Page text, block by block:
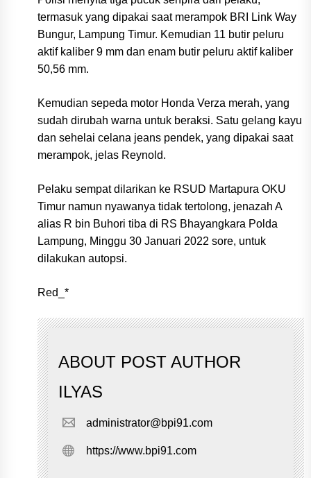
termasuk yang dipakai saat merampok BRI Link Way
Bungur, Lampung Timur. Kemudian 11 butir peluru
aktif kaliber 9 mm dan enam butir peluru aktif kaliber
50,56 mm.
Kemudian sepeda motor Honda Verza merah, yang
sudah dirubah warna untuk beraksi. Satu gelang kayu
dan sehelai celana jeans pendek, yang dipakai saat
merampok, jelas Reynold.
Pelaku sempat dilarikan ke RSUD Martapura OKU
Timur namun nyawanya tidak tertolong, jenazah A
alias R bin Buhori tiba di RS Bhayangkara Polda
Lampung, Minggu 30 Januari 2022 sore, untuk
dilakukan autopsi.
Red_*
ABOUT POST AUTHOR
ILYAS
administrator@bpi91.com
https://www.bpi91.com